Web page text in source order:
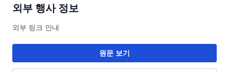
외부 행사 정보
외부 링크 안내
원문 보기